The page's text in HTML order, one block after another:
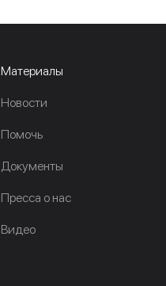
Материалы
Новости
Помочь
Документы
Пресса о нас
Видео